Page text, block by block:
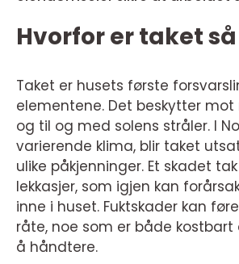
Hvorfor er taket
Taket er husets første
elementene. Det beskytter mot
og til og med solens stråler. I
varierende klima, blir taket
ulike påkjenninger. Et skadet
lekkasjer, som igjen kan
inne i huset. Fuktskader kan
råte, noe som er både
å håndtere.